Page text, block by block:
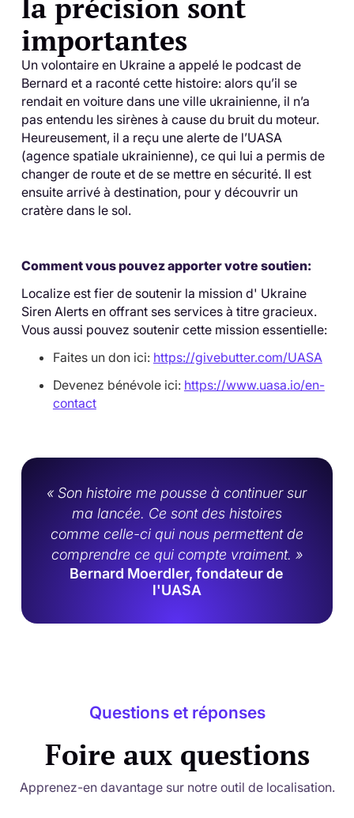
importantes
Un volontaire en Ukraine a appelé le podcast de
Bernard et a raconté cette histoire: alors qu’il se
rendait en voiture dans une ville ukrainienne, il n’a
pas entendu les sirènes à cause du bruit du moteur.
Heureusement, il a reçu une alerte de l’UASA
(agence spatiale ukrainienne), ce qui lui a permis de
changer de route et de se mettre en sécurité. Il est
ensuite arrivé à destination, pour y découvrir un
cratère dans le sol.
Comment vous pouvez apporter votre soutien:
Localize est fier de soutenir la mission d' Ukraine
Siren Alerts en offrant ses services à titre gracieux.
Vous aussi pouvez soutenir cette mission essentielle:
Faites un don ici: https://givebutter.com/UASA
Devenez bénévole ici: https://www.uasa.io/en-
contact
« Son histoire me pousse à continuer sur
ma lancée. Ce sont des histoires
comme celle-ci qui nous permettent de
comprendre ce qui compte vraiment. »
Bernard Moerdler, fondateur de
l'UASA
Questions et réponses
Foire aux questions
Apprenez-en davantage sur notre outil de localisation.